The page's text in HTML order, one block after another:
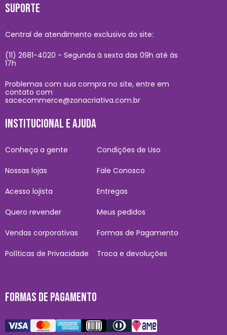
SUPORTE
Central de atendimento exclusivo do site:
(11) 2681-4020 - Segunda à sexta das 09h até às
17h
Problemas com sua compra no site, entre em
contato com
sacecommerce@zonacriativa.com.br
INSTITUCIONAL E AJUDA
Conheça a gente
Nossas lojas
Acesso lojista
Quero revender
Vendas corporativas
Políticas de Privacidade
Condições de Uso
Fale Conosco
Entregas
Meus pedidos
Formas de Pagamento
Troca e devoluções
FORMAS DE PAGAMENTO